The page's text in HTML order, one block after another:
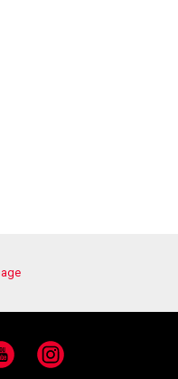
Instagram